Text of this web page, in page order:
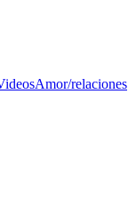
Amor/relaciones